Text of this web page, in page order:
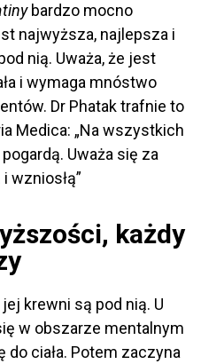
bardzo mocno
najwyższa, najlepsza i
nią. Uważa, że jest
i wymaga mnóstwo
Dr Phatak trafnie to
Medica: „Na wszystkich
Uważa się za
wzniosłą”
każdy
krewni są pod nią. U
w obszarze mentalnym
do ciała. Potem zaczyna